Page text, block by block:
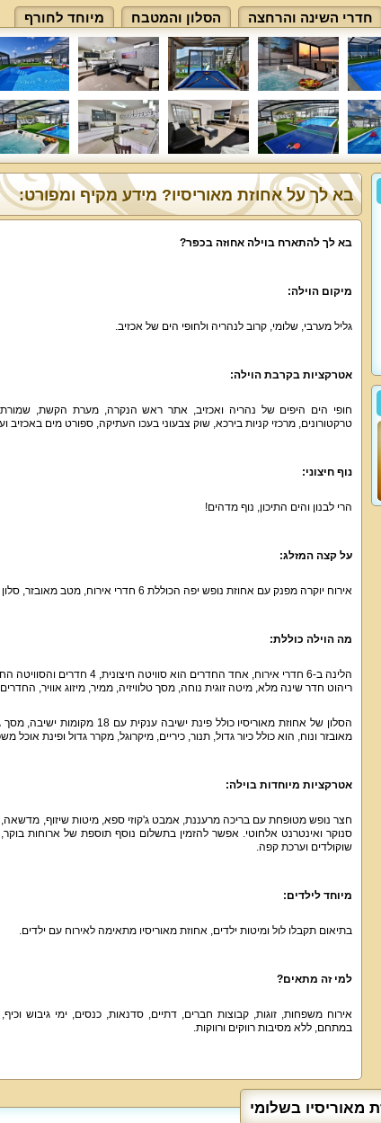
חדרי השינה והרחצה הסלון והמטבח מיוחד לחורף
בא לך על אחוזת מאוריסיו? מידע מקיף ומפורט:
בא לך להתארח בוילה אחוזה בכפר?
מיקום הוילה:
גליל מערבי, שלומי, קרוב לנהריה ולחופי הים של אכזיב.
אטרקציות בקרבת הוילה:
חופי הים היפים של נהריה ואכזיב, אתר ראש הנקרה, מערת הקשת,
טרקטורונים, מרכזי קניות בירכא, שוק צבעוני בעכו העתיקה, ספורט מים באכזיב
נוף חיצוני:
הרי לבנון והים התיכון, נוף מדהים!
על קצה המזלג:
אירוח יוקרה מפנק עם אחוזת נופש יפה הכוללת 6 חדרי אירוח, מטב מאובזר, סלון גדול וגם חצר נופש עם בריכה, ג'קוזי, קריוקי ומיטות שיזוף.
מה הוילה כוללת:
הלינה ב-6 חדרי אירוח, אחד
ריהוט חדר שינה מלא, מיטה זוגית נוחה, מסך טלוויזיה, ממיר, מיזוג אוויר, החדרים
מאובזר ונוח, הוא כולל כיור גדול, תנור, כיריים, מיקרוגל, מקרר גדול ופינת אוכל
אטרקציות מיוחדות בוילה:
חצר נופש מטופחת עם בריכה מרעננת, אמבט ג'קוזי ספא, מיטות שיזוף, מדשאה,
סנוקר ואינטרנט אלחוטי. אפשר להזמין בתשלום נוסף תוספת של ארוחות בוקר,
שוקולדים וערכת קפה.
מיוחד לילדים:
בתיאום תקבלו לול ומיטות ילדים, אחוזת מאוריסיו מתאימה לאירוח עם ילדים.
למי זה מתאים?
במתחם, ללא מסיבות רווקים ורווקות.
מאוריסיו בשלומי